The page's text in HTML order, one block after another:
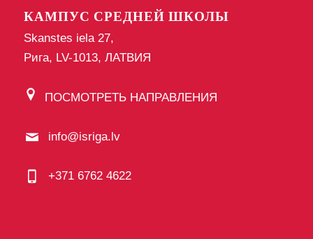
КАМПУС СРЕДНЕЙ ШКОЛЫ
Skanstes iela 27,
Рига, LV-1013, ЛАТВИЯ
ПОСМОТРЕТЬ НАПРАВЛЕНИЯ
info@isriga.lv
+371 6762 4622